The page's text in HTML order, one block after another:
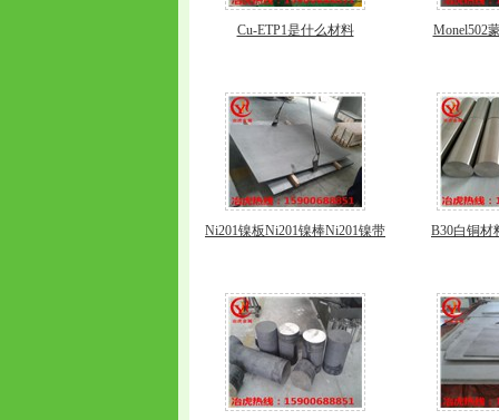
Cu-ETP1是什么材料 Monel502
Ni201镍板Ni201镍棒Ni201镍带 B30白铜材